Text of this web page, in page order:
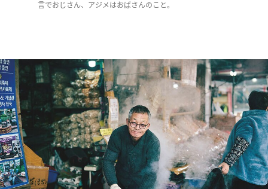
言でおじさん、アジメはおばさんのこと。